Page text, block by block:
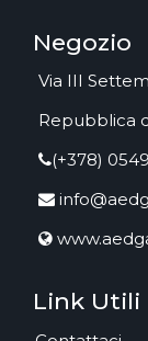
Negozio
Via III
Repubblica
(+378)
Link Utili